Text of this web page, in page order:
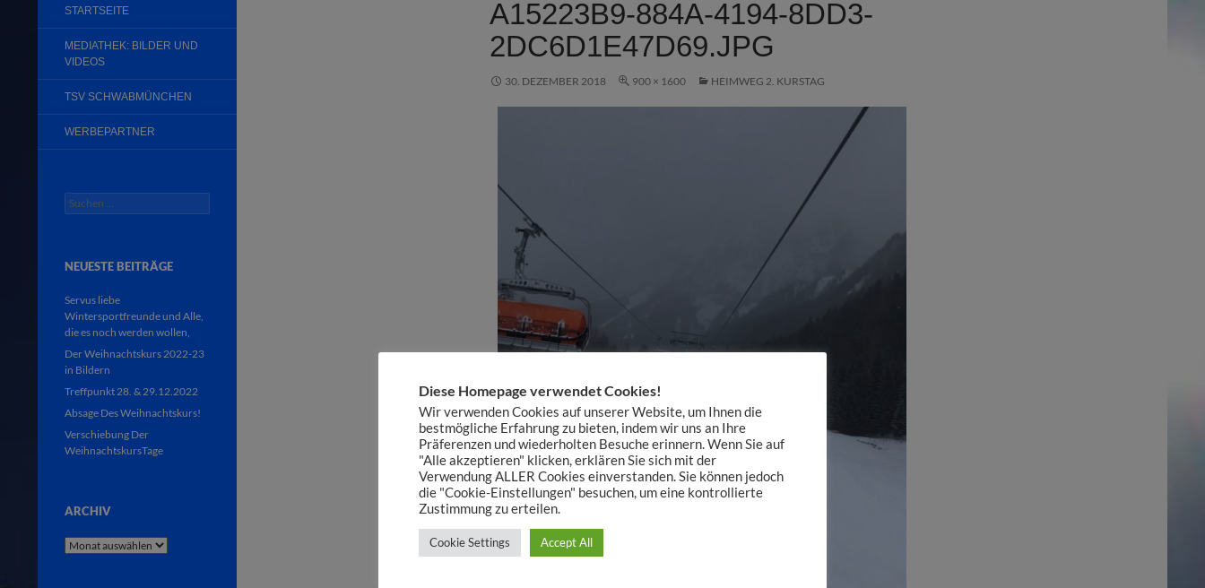
A15223B9-884A-4194-8DD3-
2DC6D1E47D69.JPG
30. DEZEMBER 2018 900 × 1600 HEIMWEG 2. KURSTAG
STARTSEITE
MEDIATHEK: BILDER UND
VIDEOS
TSV SCHWABMÜNCHEN
WERBEPARTNER
Suchen
nach:
NEUESTE BEITRÄGE
Servus liebe
Wintersportfreunde und Alle,
die es noch werden wollen,
Der Weihnachtskurs 2022-23
in Bildern
Treffpunkt 28. & 29.12.2022
Absage Des Weihnachtskurs!
Verschiebung Der
WeihnachtskursTage
ARCHIV
Archiv
Diese Homepage verwendet Cookies!
Wir verwenden Cookies auf unserer Website, um Ihnen die
bestmögliche Erfahrung zu bieten, indem wir uns an Ihre
Präferenzen und wiederholten Besuche erinnern. Wenn Sie auf
"Alle akzeptieren" klicken, erklären Sie sich mit der
Verwendung ALLER Cookies einverstanden. Sie können jedoch
die "Cookie-Einstellungen" besuchen, um eine kontrollierte
Zustimmung zu erteilen.
Cookie Settings Accept All